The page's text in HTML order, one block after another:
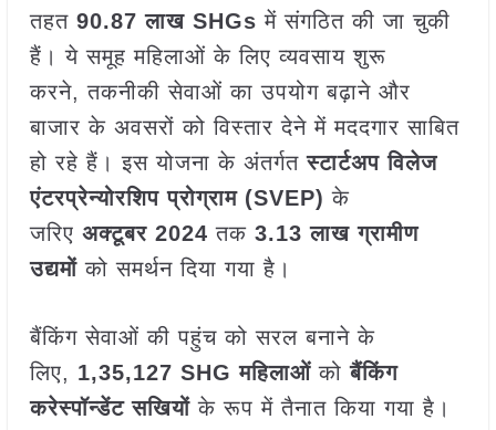
तहत 90.87लाख SHGs में संगठित की जा चुकी
हैं। ये समूह महिलाओं के लिए व्यवसाय शुरू
करने, तकनीकी सेवाओं का उपयोग बढ़ाने और
बाजार के अवसरों को विस्तार देने में मददगार साबित
हो रहे हैं। इस योजना के अंतर्गतस्टार्टअप विलेज
एंटरप्रेन्योरशिप प्रोग्राम (SVEP) के
जरिए अक्टूबर 2024 तक 3.13लाख ग्रामीण
उद्यमोंको समर्थन दिया गया है।
बैंकिंग सेवाओं की पहुंच को सरल बनाने के
लिए, 1,35,127 SHGमहिलाओं कोबैंकिंग
करेस्पॉन्डेंट सखियोंके रूप में तैनात किया गया है।